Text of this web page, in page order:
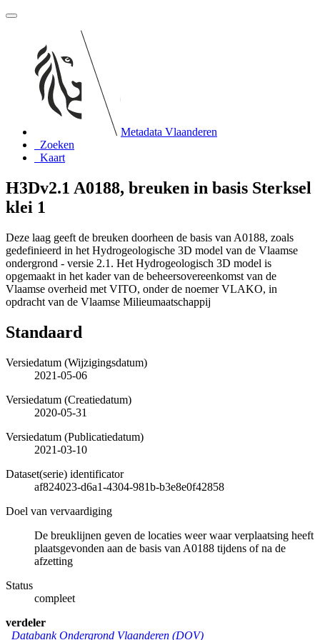
Metadata Vlaanderen
Zoeken
Kaart
H3Dv2.1 A0188, breuken in basis Sterksel
klei 1
Deze laag geeft de breuken doorheen de basis van A0188, zoals
gedefinieerd in het Hydrogeologische 3D model van de Vlaamse
ondergrond - versie 2.1. Het Hydrogeologisch 3D model is
opgemaakt in het kader van de beheersovereenkomst van de
Vlaamse overheid met VITO, onder de noemer VLAKO, in
opdracht van de Vlaamse Milieumaatschappij
Standaard
Versiedatum (Wijzigingsdatum)
2021-05-06
Versiedatum (Creatiedatum)
2020-05-31
Versiedatum (Publicatiedatum)
2021-03-10
Dataset(serie) identificator
af824023-d6a1-4304-981b-b3e8e0f42858
Doel van vervaardiging
De breuklijnen geven de locaties weer waar verplaatsing heeft
plaatsgevonden aan de basis van A0188 tijdens of na de
afzetting
Status
compleet
verdeler
Databank Ondergrond Vlaanderen (DOV)